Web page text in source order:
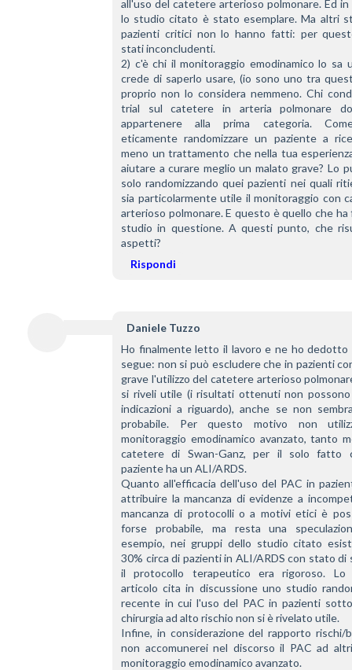
all'uso del catetere arterioso polmonare. Ed
lo studio citato è stato esemplare. Ma altri
pazienti critici non lo hanno fatti: per
stati inconcludenti.
2) c'è chi il monitoraggio emodinamico lo sa
crede di saperlo usare, (io sono uno tra
proprio non lo considera nemmeno. Chi
trial sul catetere in arteria polmonare
appartenere alla prima categoria.
eticamente randomizzare un paziente a
meno un trattamento che nella tua
aiutare a curare meglio un malato grave? Lo
solo randomizzando quei pazienti nei quali
sia particolarmente utile il monitoraggio con
arterioso polmonare. E questo è quello che
studio in questione. A questi punto, che
aspetti?
Rispondi
Daniele Tuzzo
Ho finalmente letto il lavoro e ne ho dedotto
segue: non si può escludere che in pazienti
grave l'utilizzo del catetere arterioso
si riveli utile (i risultati ottenuti non
indicazioni a riguardo), anche se non
probabile. Per questo motivo non
monitoraggio emodinamico avanzato, tanto
catetere di Swan-Ganz, per il solo fatto
paziente ha un ALI/ARDS.
Quanto all'efficacia dell'uso del PAC in
attribuire la mancanza di evidenze a
mancanza di protocolli o a motivi etici è
forse probabile, ma resta una
esempio, nei gruppi dello studio citato
30% circa di pazienti in ALI/ARDS con stato di
il protocollo terapeutico era rigoroso. Lo
articolo cita in discussione uno studio
recente in cui l'uso del PAC in pazienti
chirurgia ad alto rischio non si è rivelato utile.
Infine, in considerazione del rapporto rischi/
non accomunerei nel discorso il PAC ad
monitoraggio emodinamico avanzato.